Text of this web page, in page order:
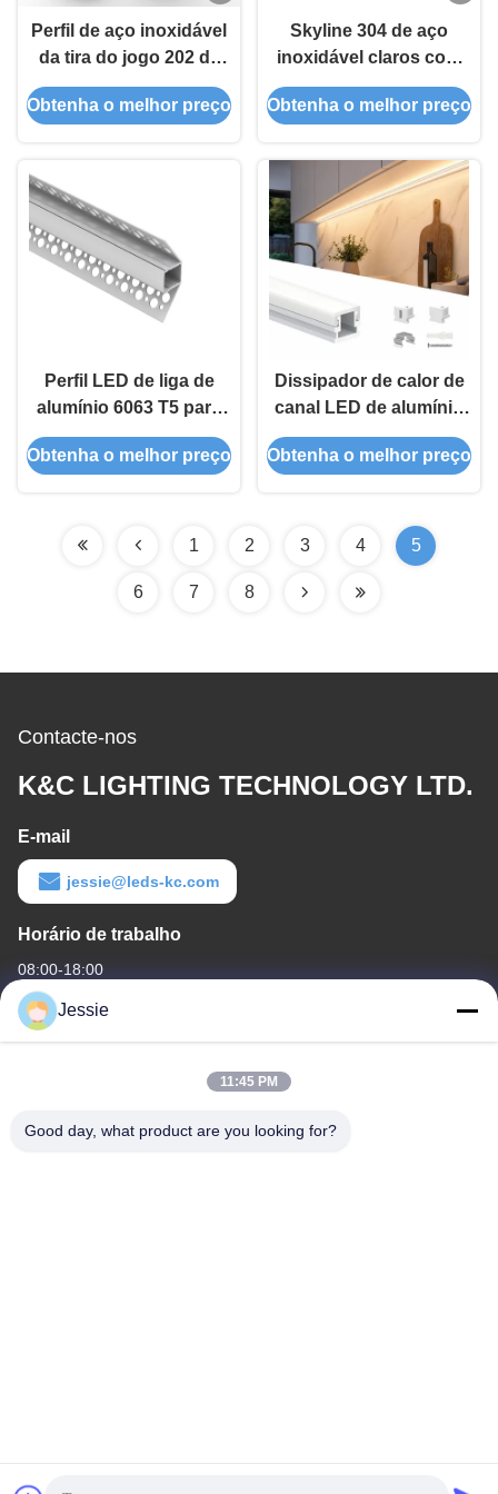
Perfil de aço inoxidável
da tira do jogo 202 da
luz da skyline do CE do
ODM do OEM com PVC
Obtenha o melhor preço
Skyline 304 de aço
inoxidável claros com
tira do diodo emissor de
luz para o comprimento
Obtenha o melhor preço
Perfil LED de liga de
alumínio 6063 T5 para
instalação embutida
com 50.000 horas de
Obtenha o melhor preço
Dissipador de calor de
canal LED de alumínio
6063-T5 com tampa de
PC e comprimento
Obtenha o melhor preço
1 2 3 4 5
6 7 8
Contacte-nos
K&C LIGHTING TECHNOLOGY LTD.
E-mail
jessie@leds-kc.com
Horário de trabalho
08:00-18:00
O nosso endereço
Parque Científico FS, nº 181, 1ª Estrada Gushu, Comunidade
Jessie
11:45 PM
Good day, what product are you looking for?